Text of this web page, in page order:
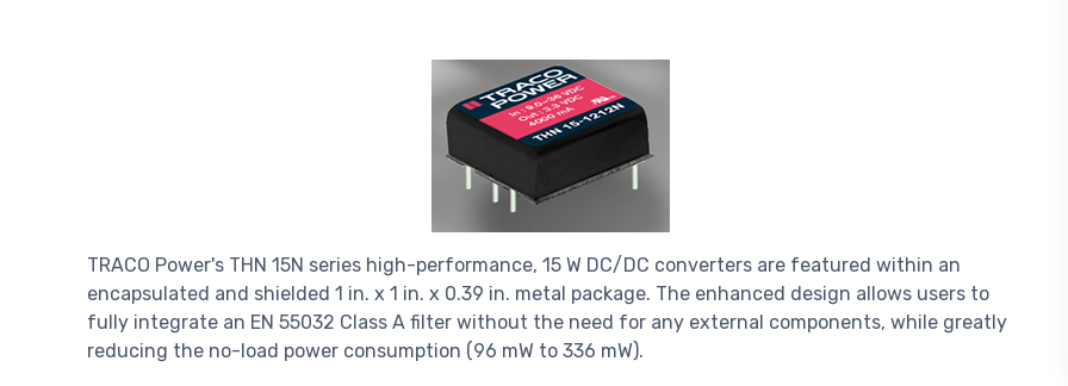
TRACO Power's THN 15N series high-performance, 15 W DC/DC converters are featured within an
encapsulated and shielded 1 in. x 1 in. x 0.39 in. metal package. The enhanced design allows users to
fully integrate an EN 55032 Class A filter without the need for any external components, while greatly
reducing the no-load power consumption (96 mW to 336 mW).